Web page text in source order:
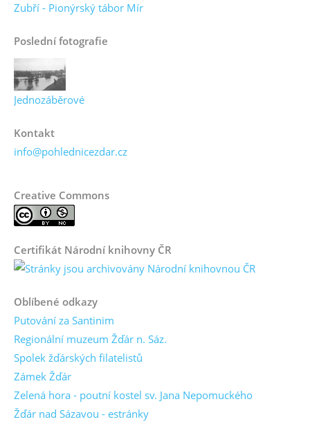
Zubří - Pionýrský tábor Mír
Poslední fotografie
Jednozáběrové
Kontakt
info@pohlednicezdar.cz
Creative Commons
Certifikát Národní knihovny ČR
Oblíbené odkazy
Putování za Santinim
Regionální muzeum Žďár n. Sáz.
Spolek žďárských filatelistů
Zámek Žďár
Zelená hora - poutní kostel sv. Jana Nepomuckého
Žďár nad Sázavou - estránky